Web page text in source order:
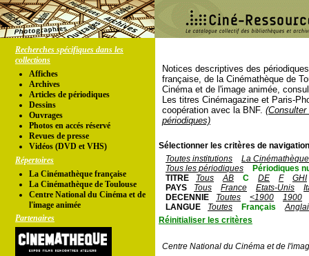
Recherches spécifiques dans les
collections
Affiches
Archives
Articles de périodiques
Dessins
Ouvrages
Photos en accés réservé
Revues de presse
Vidéos (DVD et VHS)
Répertoires
La Cinémathèque française
La Cinémathèque de Toulouse
Centre National du Cinéma et de
l'image animée
Partenaires
Notices descriptives des
française, de la Cinémathèque de
Cinéma et de l'image animée,
Les titres Cinémagazine et Paris-
coopération avec la BNF.
périodiques)
Sélectionner les critères de
Toutes institutions
La
Tous les périodiques
Périodiques
TITRE
Tous AB C DE F
GHI
PAYS
Tous France Etats-Unis
DECENNIE
Toutes <1900
1900
LANGUE
Toutes Français
Réinitialiser les critères
Centre National du Cinéma et de